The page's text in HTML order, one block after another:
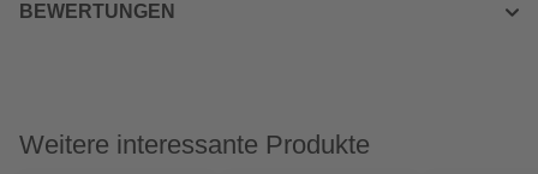
BEWERTUNGEN
Weitere interessante Produkte